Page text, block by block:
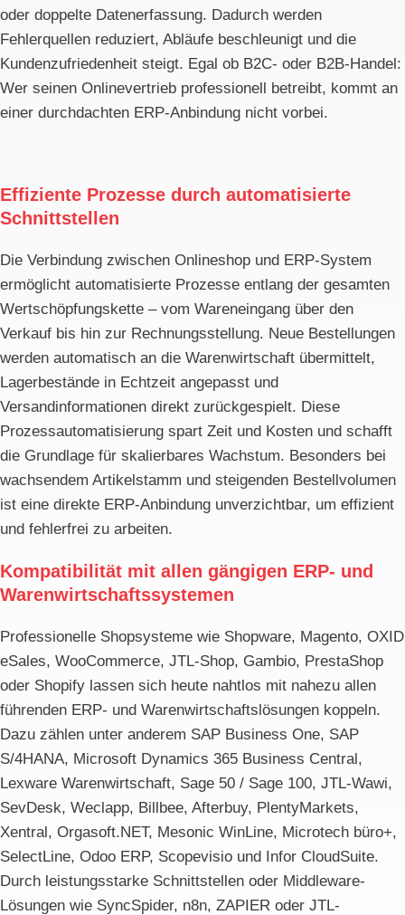
oder doppelte Datenerfassung. Dadurch werden
Fehlerquellen reduziert, Abläufe beschleunigt und die
Kundenzufriedenheit steigt. Egal ob B2C- oder B2B-Handel:
Wer seinen Onlinevertrieb professionell betreibt, kommt an
einer durchdachten ERP-Anbindung nicht vorbei.
Effiziente Prozesse durch automatisierte
Schnittstellen
Die Verbindung zwischen Onlineshop und ERP-System
ermöglicht automatisierte Prozesse entlang der gesamten
Wertschöpfungskette – vom Wareneingang über den
Verkauf bis hin zur Rechnungsstellung. Neue Bestellungen
werden automatisch an die Warenwirtschaft übermittelt,
Lagerbestände in Echtzeit angepasst und
Versandinformationen direkt zurückgespielt. Diese
Prozessautomatisierung spart Zeit und Kosten und schafft
die Grundlage für skalierbares Wachstum. Besonders bei
wachsendem Artikelstamm und steigenden Bestellvolumen
ist eine direkte ERP-Anbindung unverzichtbar, um effizient
und fehlerfrei zu arbeiten.
Kompatibilität mit allen gängigen ERP- und
Warenwirtschaftssystemen
Professionelle Shopsysteme wie Shopware, Magento, OXID
eSales, WooCommerce, JTL-Shop, Gambio, PrestaShop
oder Shopify lassen sich heute nahtlos mit nahezu allen
führenden ERP- und Warenwirtschaftslösungen koppeln.
Dazu zählen unter anderem SAP Business One, SAP
S/4HANA, Microsoft Dynamics 365 Business Central,
Lexware Warenwirtschaft, Sage 50 / Sage 100, JTL-Wawi,
SevDesk, Weclapp, Billbee, Afterbuy, PlentyMarkets,
Xentral, Orgasoft.NET, Mesonic WinLine, Microtech büro+,
SelectLine, Odoo ERP, Scopevisio und Infor CloudSuite.
Durch leistungsstarke Schnittstellen oder Middleware-
Lösungen wie SyncSpider, n8n, ZAPIER oder JTL-